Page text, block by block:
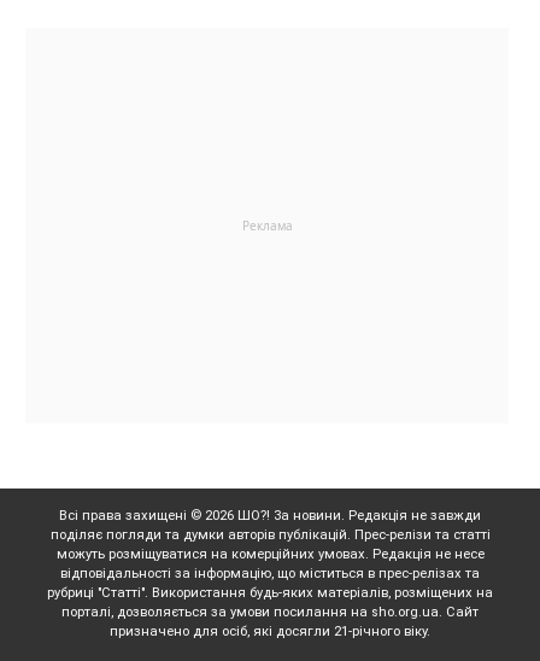
Всі права захищені © 2026 ШО?! За новини. Редакція не завжди
поділяє погляди та думки авторів публікацій. Прес-релізи та статті
можуть розміщуватися на комерційних умовах. Редакція не несе
відповідальності за інформацію, що міститься в прес-релізах та
рубриці "Статті". Використання будь-яких матеріалів, розміщених на
порталі, дозволяється за умови посилання на sho.org.ua. Сайт
призначено для осіб, які досягли 21-річного віку.